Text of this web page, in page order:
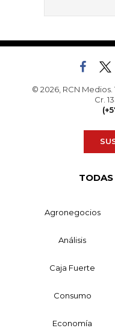
© 2026, RCN
Cr.
TODAS
Agronegocios
Análisis
Caja Fuerte
Consumo
Economía